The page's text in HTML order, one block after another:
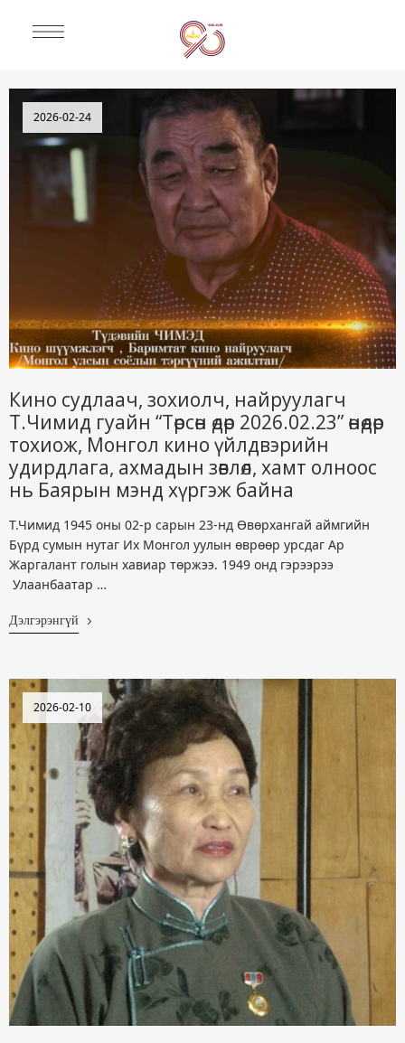
МЭДЭЭ МЭДЭЭЛЭЛ
2026-02-24
Кино судлаач, зохиолч, найруулагч
Т.Чимид гуайн “Төрсөн өдөр 2026.02.23” өнөөдөр
тохиож, Монгол кино үйлдвэрийн
удирдлага, ахмадын зөвлөл, хамт олноос
нь Баярын мэнд хүргэж байна
Т.Чимид 1945 оны 02-р сарын 23-нд Өвөрхангай аймгийн
Бүрд сумын нутаг Их Монгол уулын өврөөр урсдаг Ар
Жаргалант голын хавиар төржээ. 1949 онд гэрээрээ
Улаанбаатар …
Дэлгэрэнгүй
2026-02-10